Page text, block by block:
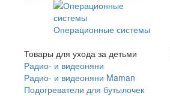
Операционные системы
Товары для ухода за детьми
Радио- и видеоняни
Радио- и видеоняни Maman
Подогреватели для бутылочек